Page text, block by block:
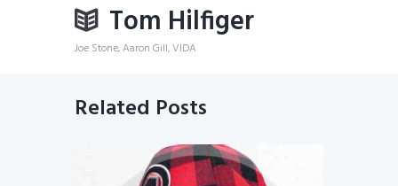
Tom Hilfiger
Joe Stone, Aaron Gill, VIDA
Related Posts